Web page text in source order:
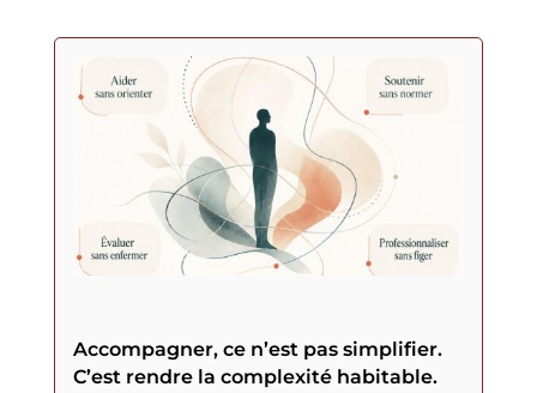
Accompagner, ce n’est pas simplifier.
C’est rendre la complexité habitable.